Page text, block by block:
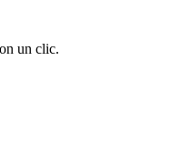
un clic.